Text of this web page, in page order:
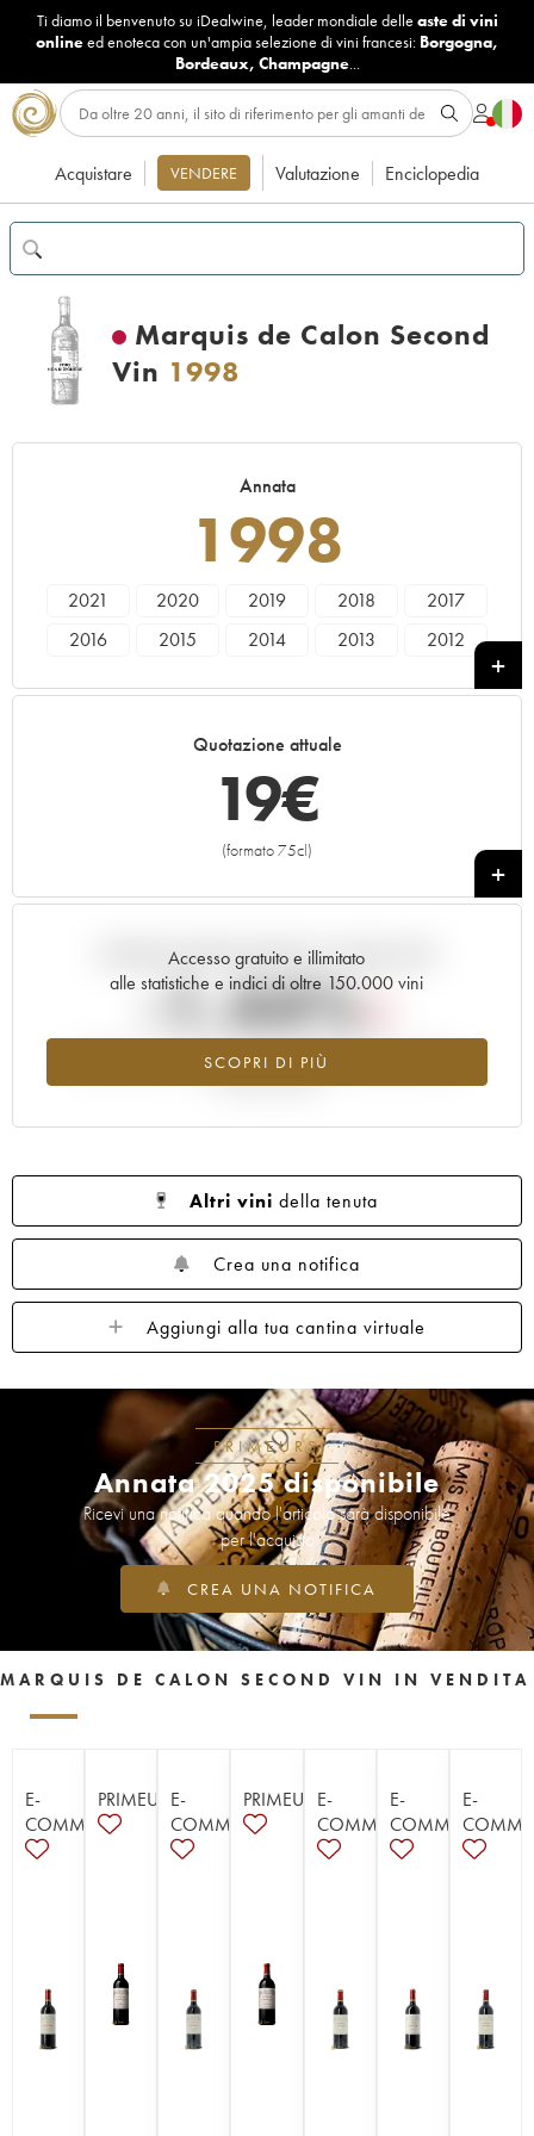
Ti diamo il benvenuto su iDealwine, leader mondiale delle aste di vini
onlineed enoteca con un'ampia selezione di vini francesi: Borgogna,
Bordeaux, Champagne...
Acquistare VENDERE Valutazione Enciclopedia
Marquis de Calon Second
Vin 1998
Annata
1998
2021 2020 2019 2018
2017
2016
2015 2014 2013
2012
1990 1989
Quotazione attuale
19€
(formato 75cl)
+
Accesso gratuito e illimitato
alle statistiche e indici di oltre 150.000 vini
SCOPRI DI PIÙ
Andamento della quotazione in tempo reale
-1.44%
Tendenza al ribasso per il valore dell'annata 1998 nel 2026
Altri vini della tenuta
Crea una notifica
Aggiungi alla tua cantina virtuale
PRIMEURS
Annata 2025 disponibile
Ricevi una notifica quando l'articolo sarà disponibile
per l'acquisto
CREA UNA NOTIFICA
MARQUIS DE CALON SECOND VIN IN VENDITA
E-
COMMERCE
PRIMEURSE-
COMMERCE
PRIMEURSE-
COMMERCE
E-
COMMERCE
E-